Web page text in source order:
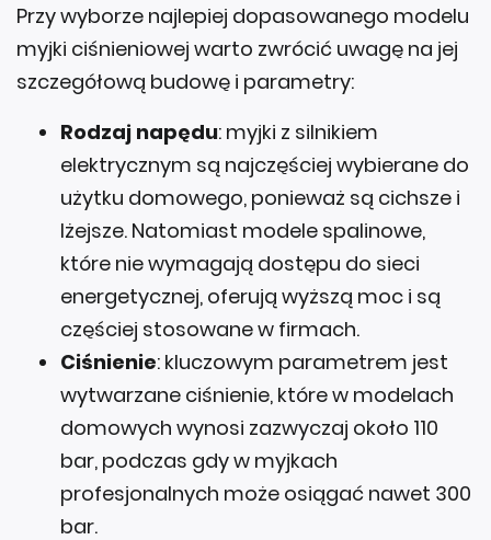
Przy wyborze najlepiej dopasowanego modelu
myjki ciśnieniowej warto zwrócić uwagę na jej
szczegółową budowę i parametry:
Rodzaj napędu: myjki z silnikiem
elektrycznym są najczęściej wybierane do
użytku domowego, ponieważ są cichsze i
lżejsze. Natomiast modele spalinowe,
które nie wymagają dostępu do sieci
energetycznej, oferują wyższą moc i są
częściej stosowane w firmach.
Ciśnienie: kluczowym parametrem jest
wytwarzane ciśnienie, które w modelach
domowych wynosi zazwyczaj około 110
bar, podczas gdy w myjkach
profesjonalnych może osiągać nawet 300
bar.